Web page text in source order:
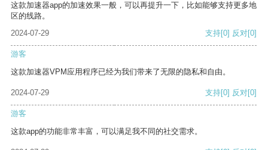
这款加速器app的加速效果一般，可以再提升一下，比如能够支持更多地
区的线路。
2024-07-29
支持[0] 反对[0]
游客
这款加速器VPM应用程序已经为我们带来了无限的隐私和自由。
2024-07-29 支持[0] 反对[0]
游客
这款app的功能非常丰富，可以满足我不同的社交需求。